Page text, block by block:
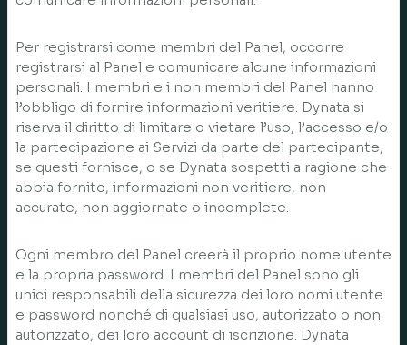
Per registrarsi come membri del Panel, occorre
registrarsi al Panel e comunicare alcune informazioni
personali. I membri e i non membri del Panel hanno
l’obbligo di fornire informazioni veritiere. Dynata si
riserva il diritto di limitare o vietare l’uso, l’accesso e/o
la partecipazione ai Servizi da parte del partecipante,
se questi fornisce, o se Dynata sospetti a ragione che
abbia fornito, informazioni non veritiere, non
accurate, non aggiornate o incomplete.
Ogni membro del Panel creerà il proprio nome utente
e la propria password. I membri del Panel sono gli
unici responsabili della sicurezza dei loro nomi utente
e password nonché di qualsiasi uso, autorizzato o non
autorizzato, dei loro account di iscrizione. Dynata